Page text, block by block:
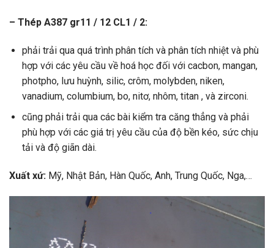
– Thép A387 gr11 / 12 CL1 / 2:
phải trải qua quá trình phân tích và phân tích nhiệt và phù
hợp với các yêu cầu về hoá học đối với cacbon, mangan,
photpho, lưu huỳnh, silic, crôm, molybden, niken,
vanadium, columbium, bo, nitơ, nhôm, titan , và zirconi.
cũng phải trải qua các bài kiểm tra căng thẳng và phải
phù hợp với các giá trị yêu cầu của độ bền kéo, sức chịu
tải và độ giãn dài.
Xuất xứ: Mỹ, Nhật Bản, Hàn Quốc, Anh, Trung Quốc, Nga,…